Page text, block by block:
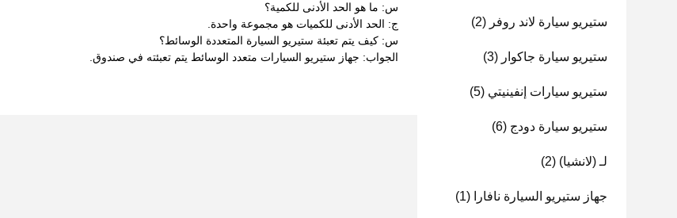
ستيريو سيارة لاند روفر (2)
ستيريو سيارة جاكوار (3)
ستيريو سيارات إنفينيتي (5)
ستيريو سيارة دودج (6)
لـ (لانشيا) (2)
جهاز ستيريو السيارة نافارا (1)
س: ما هو الحد الأدنى للكمية؟
ج: الحد الأدنى للكميات هو مجموعة واحدة.
س: كيف يتم تعبئة ستيريو السيارة المتعددة الوسائط؟
الجواب: جهاز ستيريو السيارات متعدد الوسائط يتم تعبئته في صندوق.